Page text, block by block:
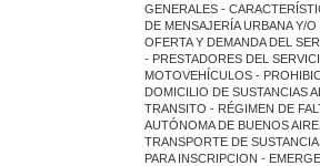
GENERALES -
DE MENSAJERÍA URBANA Y/
OFERTA Y DEMANDA DEL
- PRESTADORES DEL
MOTOVEHÍCULOS -
DOMICILIO DE SUSTANCIAS
TRANSITO - RÉGIMEN DE
AUTÓNOMA DE BUENOS
TRANSPORTE DE
PARA INSCRIPCION -